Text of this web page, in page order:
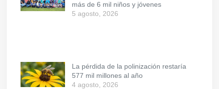
más de 6 mil niños y jóvenes
5 agosto, 2026
La pérdida de la polinización restaría
577 mil millones al año
4 agosto, 2026